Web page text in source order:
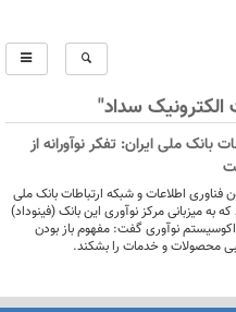
سداد"
بانک ملی ایران: تفکر نوآورانه از
اطلاعات و شبکه ارتباطات بانک ملی
که به میزبانی مرکز نوآوری این بانک (فینوداد)
اکوسیستم نوآوری گفت: مفهوم باز بودن
محصولات و خدمات را بشکند.